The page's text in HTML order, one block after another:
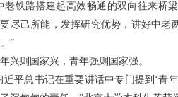
老铁路搭建起高效畅通的双向往来桥
尽己所能，发挥研究优势，讲好中
”
兴则国家兴，青年强则国家强。
近平总书记在重要讲话中专门提到‘青